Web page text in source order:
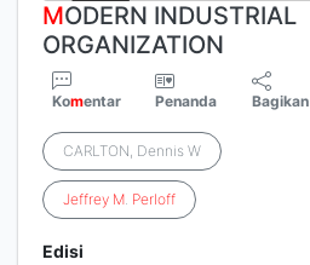
MODERN INDUSTRIAL
ORGANIZATION
Komentar Penanda Bagikan
CARLTON, Dennis W
Jeffrey M. Perloff
Edisi